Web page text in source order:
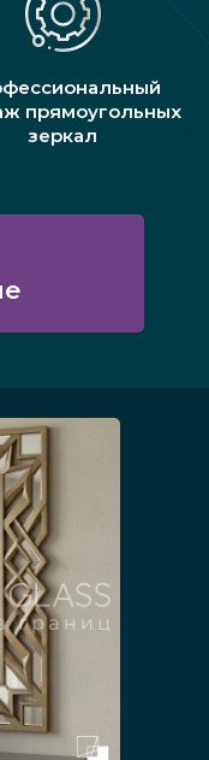
прямоугольных
зеркал